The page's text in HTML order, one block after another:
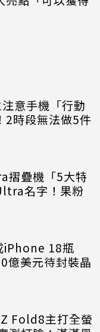
意手機「行動
2時段無法做5件
摺疊機「5大特
名字！果粉
iPhone 18瓶
億美元待封裝晶
Fold8主打全螢